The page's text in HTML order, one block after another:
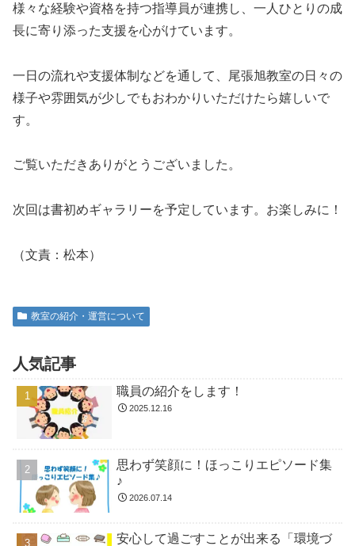
様々な経験や資格を持つ指導員が連携し、一人ひとりの成
長に寄り添った支援を心がけています。
一日の流れや支援体制などを通して、尾張旭教室の日々の
様子や雰囲気が少しでもおわかりいただけたら嬉しいで
す。
ご覧いただきありがとうございました。
次回は書初めギャラリーを予定しています。お楽しみに！
（文責：松本）
教室の紹介・運営について
人気記事
職員の紹介をします！
2025.12.16
思わず笑顔に！ほっこりエピソード集
♪
2026.07.14
安心して過ごすことが出来る「環境づ